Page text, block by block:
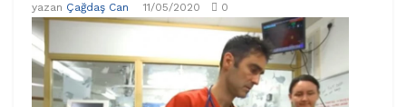
yazan Çağdaş Can 11/05/2020 0